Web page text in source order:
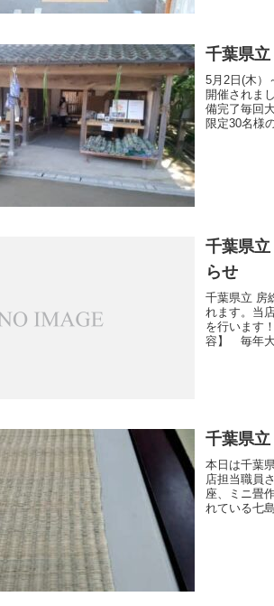
千葉県
5月2日(木）
開催されま
備完了毎回
限定30名様
千葉県
らせ
千葉県立 房
れます。当
を行います
容】 毎年
千葉県
本日は千葉
店担当職員
座、ミニ畳
れている七